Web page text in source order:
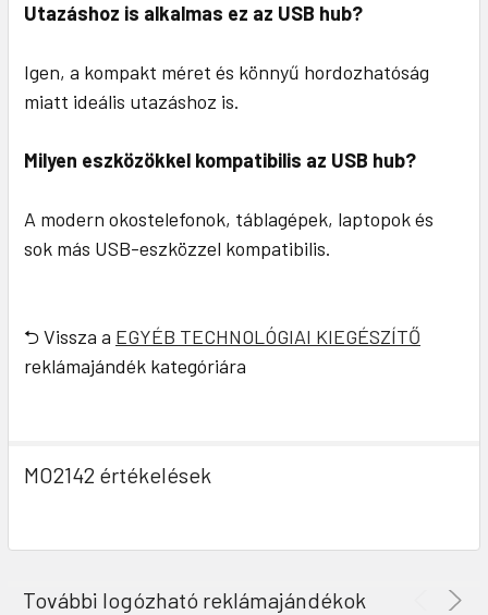
Utazáshoz is alkalmas ez az USB hub?
Igen, a kompakt méret és könnyű hordozhatóság
miatt ideális utazáshoz is.
Milyen eszközökkel kompatibilis az USB hub?
A modern okostelefonok, táblagépek, laptopok és
sok más USB-eszközzel kompatibilis.
⮌ Vissza a EGYÉB TECHNOLÓGIAI KIEGÉSZÍTŐ
reklámajándék kategóriára
MO2142 értékelések
További logózható reklámajándékok